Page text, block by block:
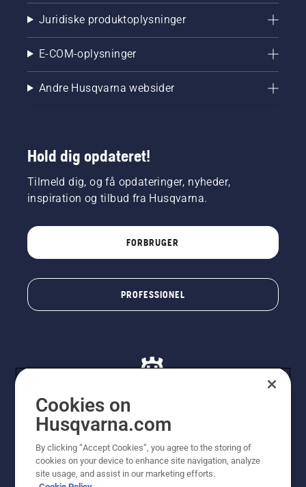
Juridiske produktoplysninger
E-COM-oplysninger
Andre Husqvarna websider
Hold dig opdateret!
Tilmeld dig, og få opdateringer, nyheder,
inspiration og tilbud fra Husqvarna.
FORBRUGER
PROFESSIONEL
viste priser er vejledende udsalgspriser. Der tages
forbehold for stave- og trykfejl samt prisændringer. Vi
stræber efter at have så nøjagtige oplysningerne på
Cookies on
Husqvarna.com
By clicking “Accept Cookies”, you agree to the storing of
cookies on your device to enhance site navigation, analyze
site usage, and assist in our marketing efforts.